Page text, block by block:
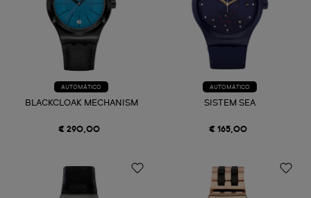
AUTOMÁTICO
BLACKCLOAK MECHANISM
€ 290,00
AUTOMÁTICO
SISTEM SEA
€ 165,00